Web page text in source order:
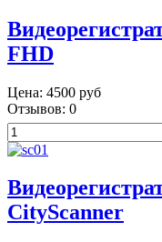
FHD
Цена: 4500 руб
Отзывов: 0
CityScanner